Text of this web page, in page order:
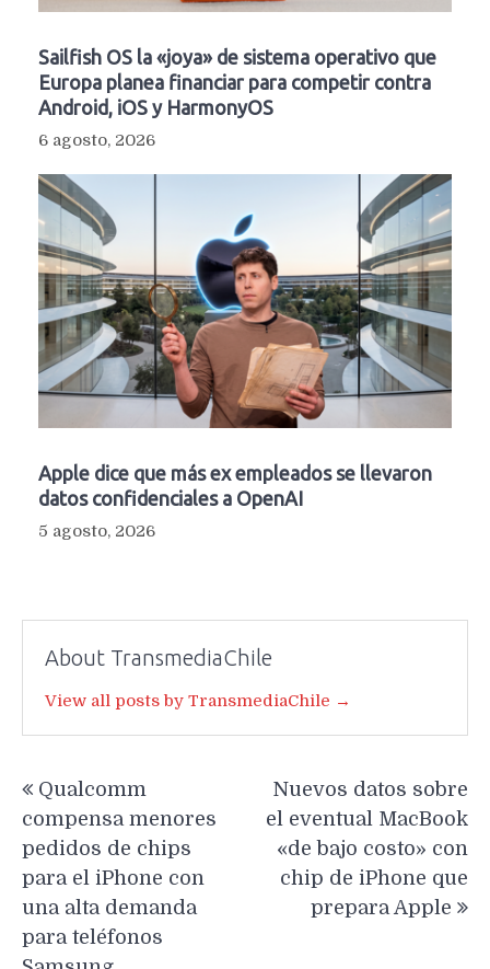
Sailfish OS la «joya» de sistema operativo que
Europa planea financiar para competir contra
Android, iOS y HarmonyOS
6 agosto, 2026
Apple dice que más ex empleados se llevaron
datos confidenciales a OpenAI
5 agosto, 2026
About TransmediaChile
View all posts by TransmediaChile →
de
entradas
Qualcomm
compensa menores
pedidos de chips
para el iPhone con
una alta demanda
para teléfonos
Nuevos datos sobre
el eventual MacBook
«de bajo costo» con
chip de iPhone que
prepara Apple